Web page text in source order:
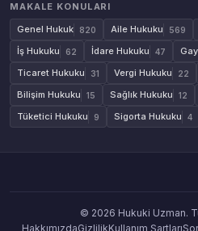
MAKALE KONULARI
Genel Hukuk
820 Aile Hukuku 569
İş Hukuku 62 İdare Hukuku 47
Ticaret Hukuku 31 Vergi Hukuku 22
Bilişim Hukuku 15 Sağlık Hukuku 12
Tüketici Hukuku 9 Sigorta Hukuku 4
© 2026 Hukuki Uzman.
HakkımızdaGizlilikKullanım Şartları